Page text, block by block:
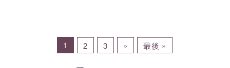
1 2 3 » 最後 »